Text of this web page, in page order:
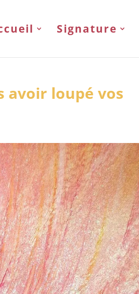
Signature
avoir loupé vos